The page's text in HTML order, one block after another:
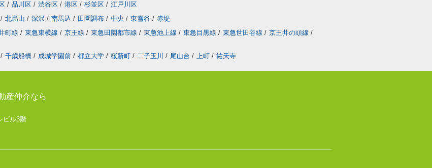
/ 品川区 / 渋谷区 / 港区 / 杉並区 / 江戸川区
/ 北烏山 / 深沢 / 南馬込 / 田園調布 / 中央 / 東雪谷 / 赤堤
町線 / 東急東横線 / 京王線 / 東急田園都市線 / 東急池上線 / 東急目黒線 / 東急世田谷線 / 京王井の頭線 /
/ 千歳船橋 / 成城学園前 / 都立大学 / 桜新町 / 二子玉川 / 尾山台 / 上町 / 祐天寺
産仲介なら
ビル3階